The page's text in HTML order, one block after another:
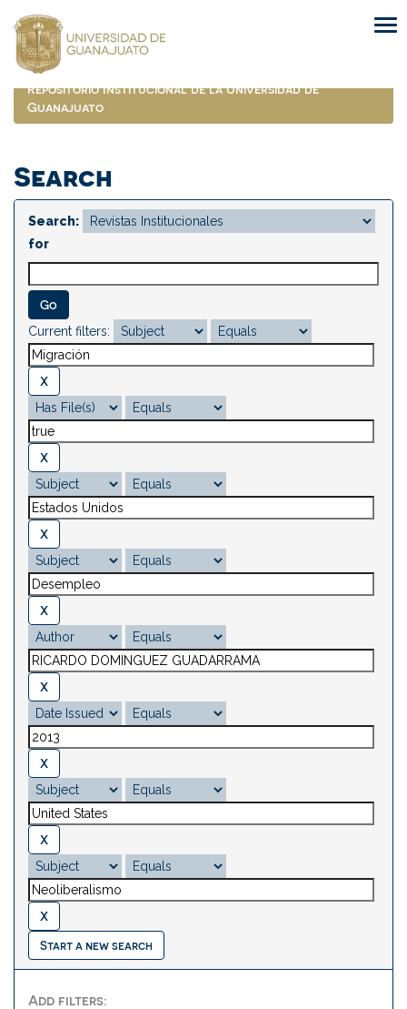
navigation
Repositorio Institucional de la Universidad de
Guanajuato
Search
Search:
for
Current filters:
Start a new search
Add filters: